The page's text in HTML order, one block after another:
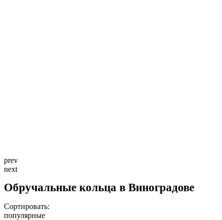
prev
next
Обручальные кольца в Виноградове
Сортировать:
популярные